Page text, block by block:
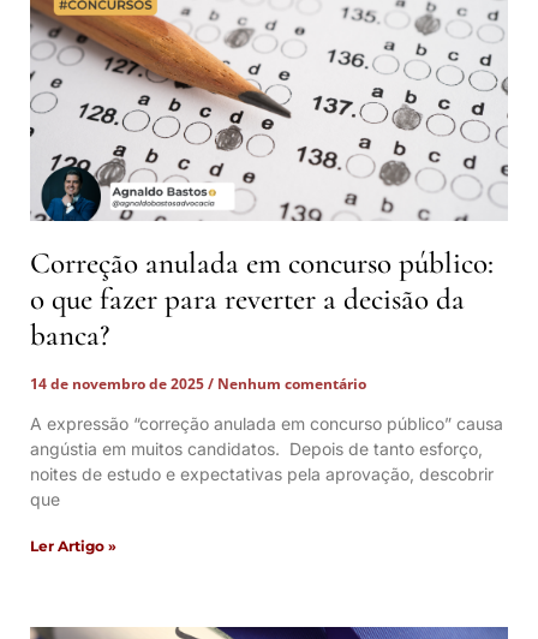
Correção anulada em concurso público:
o que fazer para reverter a decisão da
banca?
14 de novembro de 2025
Nenhum comentário
A expressão “correção anulada em concurso público” causa
angústia em muitos candidatos. Depois de tanto esforço,
noites de estudo e expectativas pela aprovação, descobrir
que
Ler Artigo »